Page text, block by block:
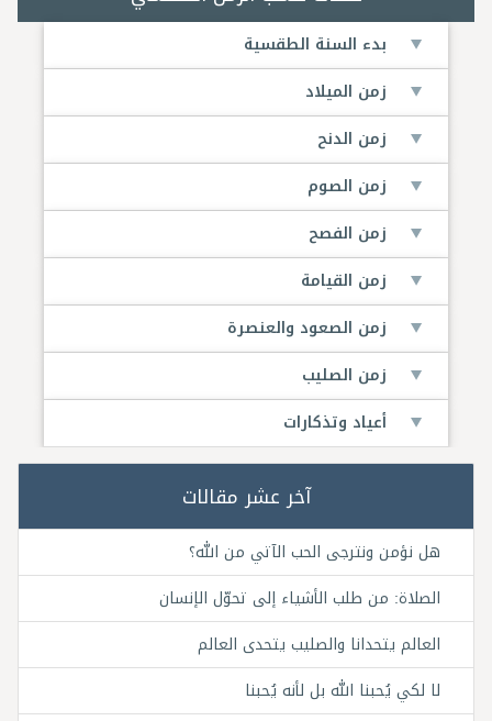
بدء السنة الطقسية
زمن الميلاد
زمن الدنح
زمن الصوم
زمن الفصح
زمن القيامة
زمن الصعود والعنصرة
زمن الصليب
أعياد وتذكارات
آخر عشر مقالات
هل نؤمن ونترجى الحب الآتي من الله؟
الصلاة: من طلب الأشياء إلى تحوّل الإنسان
العالم يتحدانا والصليب يتحدى العالم
لا لكي يُحبنا الله بل لأنه يُحبنا